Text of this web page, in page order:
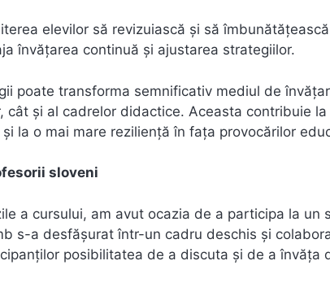
elevilor să revizuiască și să
învățarea continuă și ajustarea strategiilor.
poate transforma semnificativ mediul de
cât și al cadrelor didactice. Aceasta contribuie
la o mai mare reziliență în fața provocărilor
sloveni
a cursului, am avut ocazia de a participa la un
s-a desfășurat într-un cadru deschis și
posibilitatea de a discuta și de a învăța